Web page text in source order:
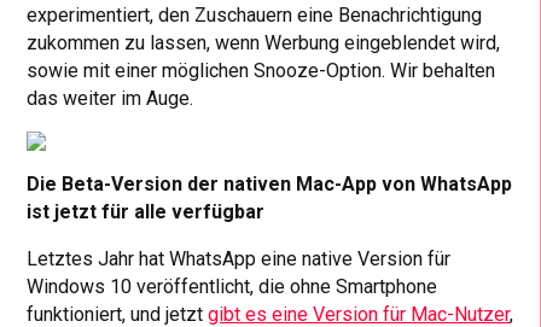
experimentiert, den Zuschauern eine Benachrichtigung
zukommen zu lassen, wenn Werbung eingeblendet wird,
sowie mit einer möglichen Snooze-Option. Wir behalten
das weiter im Auge.
Die Beta-Version der nativen Mac-App von WhatsApp
ist jetzt für alle verfügbar
Letztes Jahr hat WhatsApp eine native Version für
Windows 10 veröffentlicht, die ohne Smartphone
funktioniert, und jetztgibt es eine Version für Mac-Nutzer,